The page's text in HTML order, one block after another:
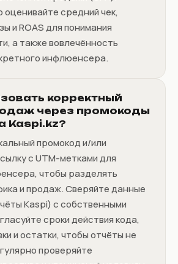
средний чек,
и ROAS для понимания
а также вовлечённость
инфлюенсера.
корректный
через промокоды
Kaspi.kz?
промокод и/или
с UTM-метками для
чтобы разделять
и продаж. Сверяйте данные
Kaspi) с собственными
сроки действия кода,
и остатки, чтобы отчёты не
проверяйте